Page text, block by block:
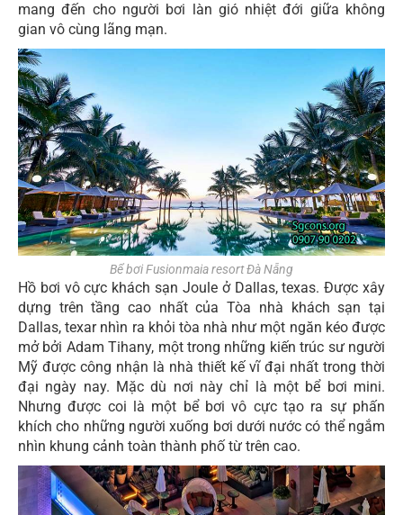
mang đến cho người bơi làn gió nhiệt đới giữa không
gian vô cùng lãng mạn.
Bể bơi Fusionmaia resort Đà Nẵng
Hồ bơi vô cực khách sạn Joule ở Dallas, texas. Được xây
dựng trên tầng cao nhất của Tòa nhà khách sạn tại
Dallas, texar nhìn ra khỏi tòa nhà như một ngăn kéo được
mở bởi Adam Tihany, một trong những kiến ​​trúc sư người
Mỹ được công nhận là nhà thiết kế vĩ đại nhất trong thời
đại ngày nay. Mặc dù nơi này chỉ là một bể bơi mini.
Nhưng được coi là một bể bơi vô cực tạo ra sự phấn
khích cho những người xuống bơi dưới nước có thể ngắm
nhìn khung cảnh toàn thành phố từ trên cao.